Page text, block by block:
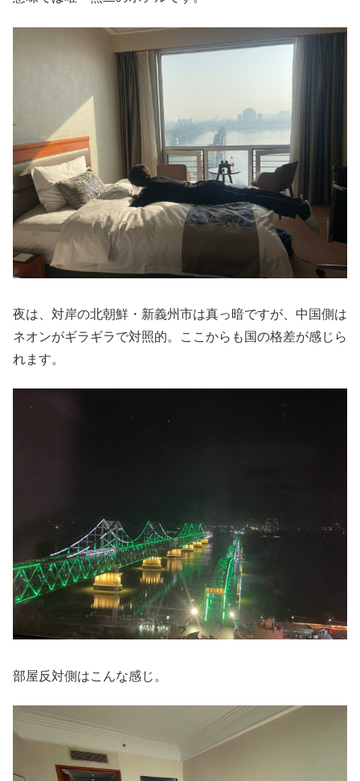
夜は、対岸の北朝鮮・新義州市は真っ暗ですが、中国側は
ネオンがギラギラで対照的。ここからも国の格差が感じら
れます。
部屋反対側はこんな感じ。